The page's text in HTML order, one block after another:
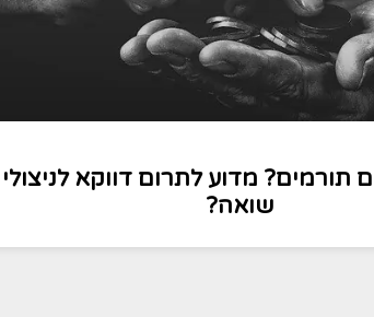
תורמים? מדוע לתרום דווקא לניצולי
שואה?